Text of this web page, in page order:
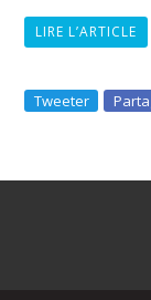
LIRE L’ARTICLE
Tweeter